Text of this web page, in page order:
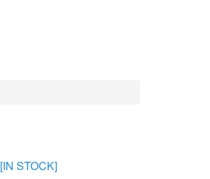
[IN STOCK]